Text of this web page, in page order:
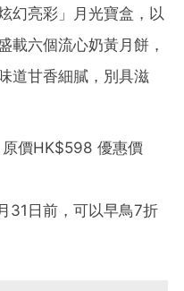
幻亮彩」月光寶盒，以
載六個流心奶黃月餅，
道甘香細膩，別具滋
價HK$598 優惠價
31日前，可以早鳥7折